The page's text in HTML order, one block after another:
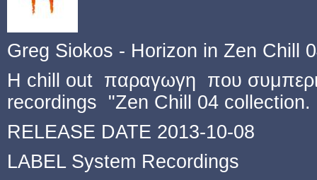
Greg Siokos - Horizon in Zen Chill
H chill out παραγωγη που
recordings "Zen Chill 04 collection.
RELEASE DATE 2013-10-08
LABEL System Recordings